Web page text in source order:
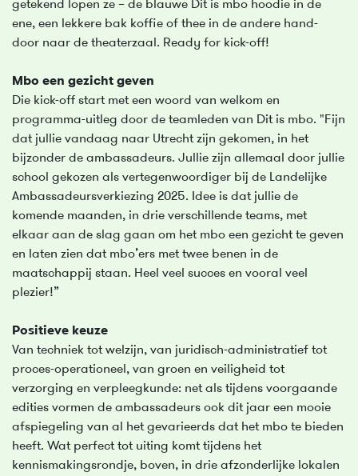
getekend lopen ze – de blauwe Dit is mbo hoodie in de
ene, een lekkere bak koffie of thee in de andere hand-
door naar de theaterzaal. Ready for kick-off!
Mbo een gezicht geven
Die kick-off start met een woord van welkom en
programma-uitleg door de teamleden van Dit is mbo. "Fijn
dat jullie vandaag naar Utrecht zijn gekomen, in het
bijzonder de ambassadeurs. Jullie zijn allemaal door jullie
school gekozen als vertegenwoordiger bij de Landelijke
Ambassadeursverkiezing 2025. Idee is dat jullie de
komende maanden, in drie verschillende teams, met
elkaar aan de slag gaan om het mbo een gezicht te geven
en laten zien dat mbo’ers met twee benen in de
maatschappij staan. Heel veel succes en vooral veel
plezier!”
Positieve keuze
Van techniek tot welzijn, van juridisch-administratief tot
proces-operationeel, van groen en veiligheid tot
verzorging en verpleegkunde: net als tijdens voorgaande
edities vormen de ambassadeurs ook dit jaar een mooie
afspiegeling van al het gevarieerds dat het mbo te bieden
heeft. Wat perfect tot uiting komt tijdens het
kennismakingsrondje, boven, in drie afzonderlijke lokalen